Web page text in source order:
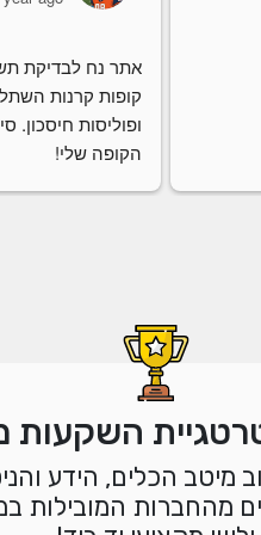
הקופה שלי!
השקעות
מיטב הכלים, הידע
מהחברות המובילות